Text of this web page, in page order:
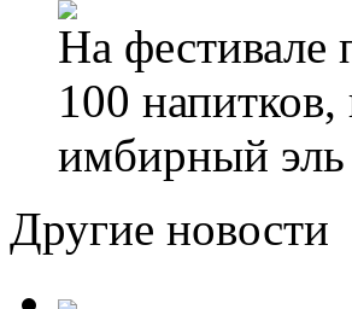
На фестивале
100
имбирный
Другие новости